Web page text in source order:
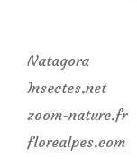
Natagora
Insectes.net
zoom-nature.fr
florealpes.com